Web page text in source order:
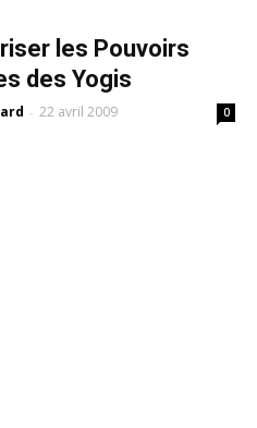
les Pouvoirs
des Yogis
- 22 avril 2009 0